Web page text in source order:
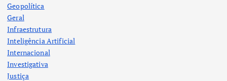
Geopolítica
Geral
Infraestrutura
Inteligência Artificial
Internacional
Investigativa
Justiça